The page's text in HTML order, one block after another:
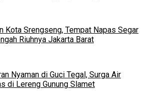
Kota Srengseng, Tempat Napas Segar
Riuhnya Jakarta Barat
Nyaman di Guci Tegal, Surga Air
di Lereng Gunung Slamet